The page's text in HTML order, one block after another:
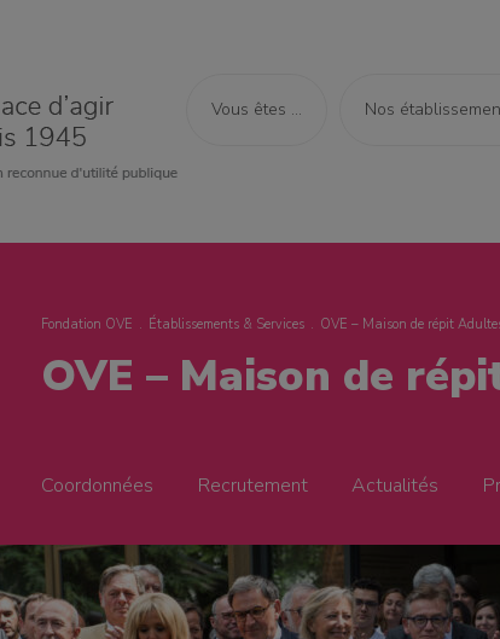
Vous êtes ... Nos
Fondation OVE Établissements & Services OVE – Maison de répit
OVE – Maison de
Coordonnées Recrutement Actualités